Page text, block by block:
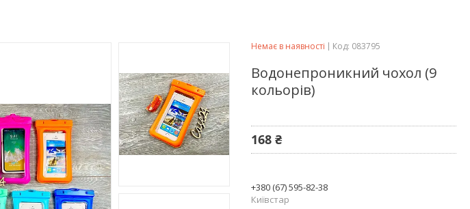
Немає в наявності Код: 083795
Водонепроникний чохол (9
кольорів)
168 ₴
+380 (67) 595-82-38
Київстар